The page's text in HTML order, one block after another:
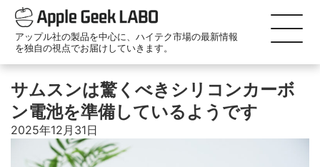
アップル社の製品を中心に、ハイテク市場の最新情報
を独自の視点でお届けしていきます。
サムスンは驚くべきシリコンカーボ
ン電池を準備しているようです
2025年12月31日